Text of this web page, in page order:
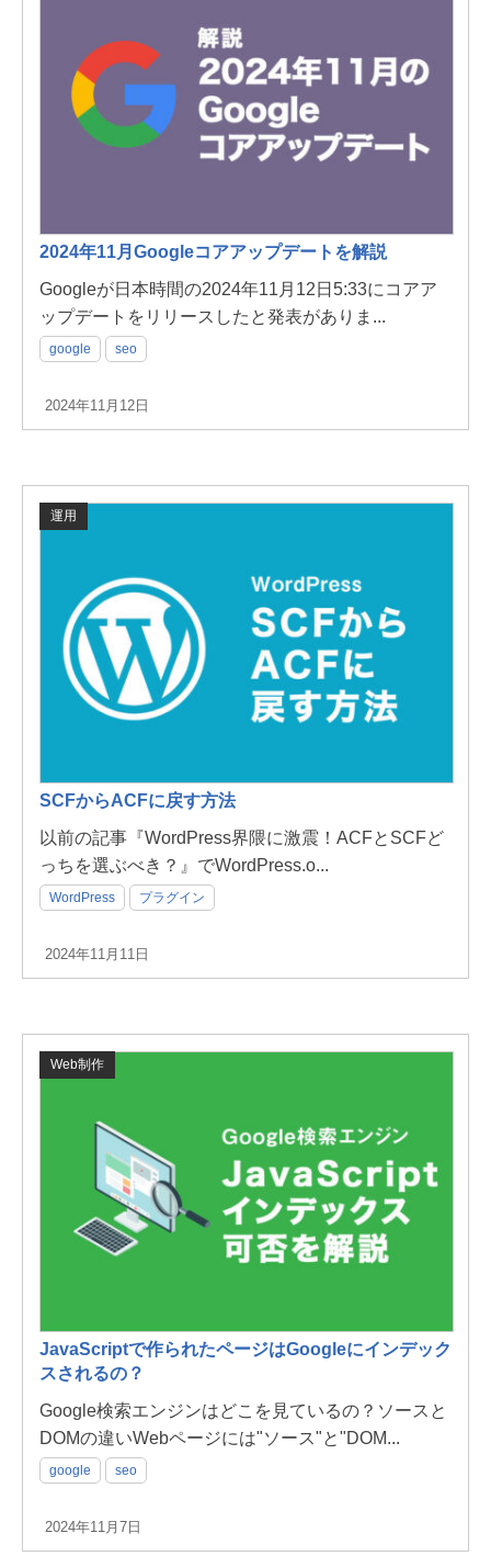
2024年11月Googleコアアップデートを解説
Googleが日本時間の2024年11月12日5:33にコアア
ップデートをリリースしたと発表がありま...
google seo
2024年11月12日
運用
SCFからACFに戻す方法
以前の記事『WordPress界隈に激震！ACFとSCFど
っちを選ぶべき？』でWordPress.o...
WordPress プラグイン
2024年11月11日
Web制作
JavaScriptで作られたページはGoogleにインデック
スされるの？
Google検索エンジンはどこを見ているの？ソースと
DOMの違いWebページには"ソース"と"DOM...
google seo
2024年11月7日